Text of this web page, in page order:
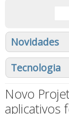
Novidades
Tecnologia
Novo
aplicativos